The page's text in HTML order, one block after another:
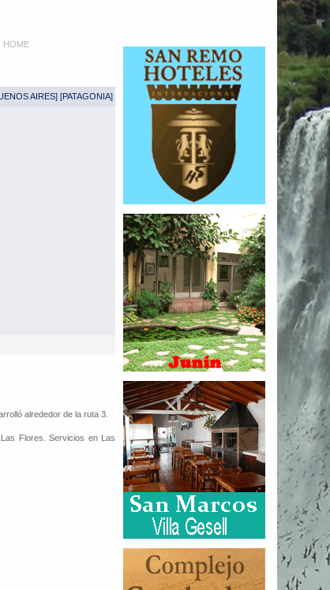
HOME
AIRES] [PATAGONIA]
alrededor de la ruta 3.
Flores. Servicios en Las